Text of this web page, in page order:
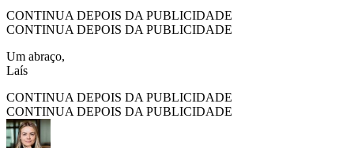
CONTINUA DEPOIS DA PUBLICIDADE
CONTINUA DEPOIS DA PUBLICIDADE
Um abraço,
Laís
CONTINUA DEPOIS DA PUBLICIDADE
CONTINUA DEPOIS DA PUBLICIDADE